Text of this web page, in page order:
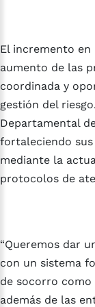
El incremento en
aumento de las
coordinada y
gestión del
Departamental
fortaleciendo sus
mediante la
protocolos de
“Queremos dar
con un sistema
de socorro como
además de las